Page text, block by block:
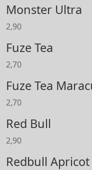
Monster Ultra
2,90
Fuze Tea
2,70
Fuze Tea
2,70
Red Bull
2,90
Redbull